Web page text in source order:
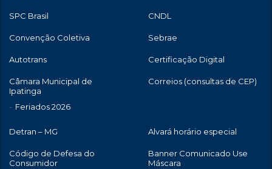
SPC Brasil CNDL
Convenção Coletiva Sebrae
Autotrans Certificação Digital
Câmara Municipal de
Ipatinga
Feriados 2026
Correios (consultas de CEP)
Detran – MG Alvará horário especial
Código de Defesa do
Consumidor
Banner Comunicado Use
Máscara